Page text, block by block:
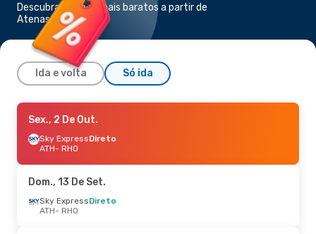
Descubra os voos mais baratos a partir de
Atenas para Rhodes
Ida e volta Só ida
Sáb., 5 De Set.
Sky ExpressDireto
ATH- RHO
RHO- ATH
Sáb., 17 De Out.- Qua., 21 De Out.
Sex., 2 De Out.
Sky ExpressDireto
ATH- RHO
Dom., 13 De Set.
Sky ExpressDireto
ATH- RHO